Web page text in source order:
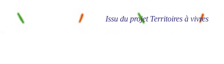
Issu du projet Territoires à vivres